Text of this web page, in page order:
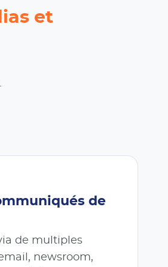
et
de
de multiples
newsroom,